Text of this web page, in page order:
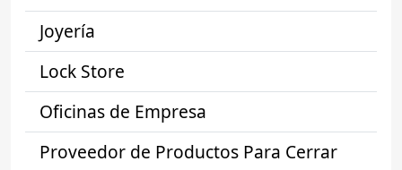
Joyería
Lock Store
Oficinas de Empresa
Proveedor de Productos Para Cerrar